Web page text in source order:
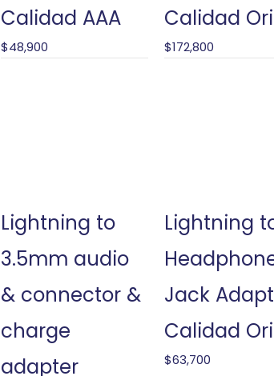
Calidad AAA
$48,900
Calidad
$172,800
Lightning to
3.5mm audio
& connector &
charge
adapter
Lightning
Jack
Calidad
$63,700